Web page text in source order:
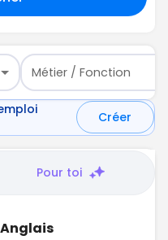
Métier / Fonction
Créer
Pour toi